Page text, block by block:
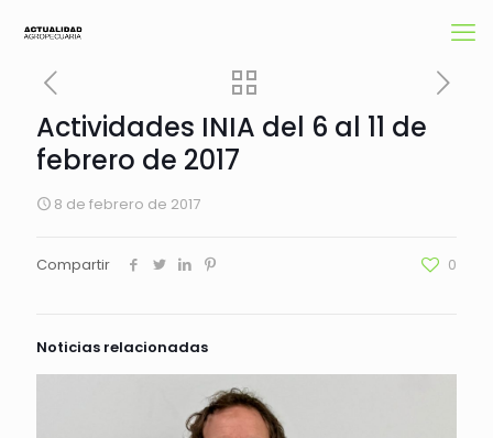
Actividades INIA del 6 al 11 de
febrero de 2017
8 de febrero de 2017
Compartir 0
Noticias relacionadas